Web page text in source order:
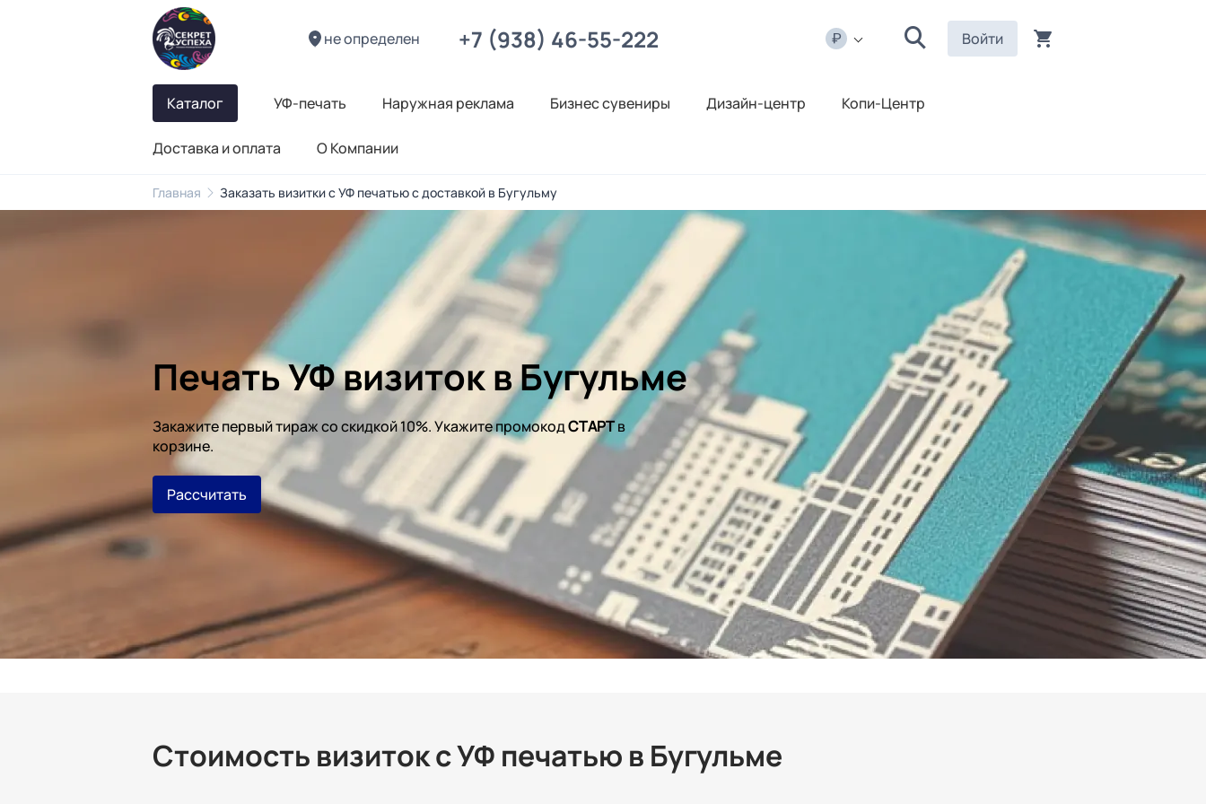
не определен +7 (938) 46-55-222 Войти
Каталог УФ-печать Наружная реклама Бизнес сувениры Дизайн-центр Копи-Центр
Доставка и оплата О Компании
Главная Заказать визитки с УФ печатью с доставкой в Бугульму
Печать УФ визиток в Бугульме
Закажите первый тираж со скидкой 10%. Укажите промокодСТАРТв
корзине.
Рассчитать
Стоимость визиток с УФ печатью в Бугульме